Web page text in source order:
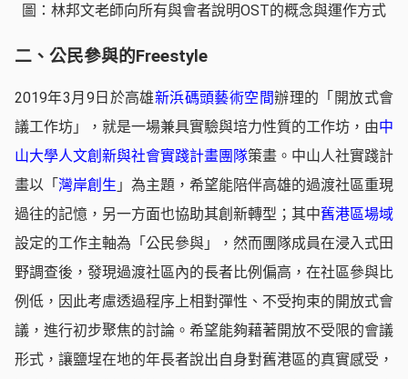
圖：林邦文老師向所有與會者說明OST的概念與運作方式
二、公民參與的Freestyle
2019年3月9日於高雄新浜碼頭藝術空間辦理的「開放式會
議工作坊」，就是一場兼具實驗與培力性質的工作坊，由中
山大學人文創新與社會實踐計畫團隊策畫。中山人社實踐計
畫以「 灣岸創生 」為主題，希望能陪伴高雄的過渡社區重現
過往的記憶，另一方面也協助其創新轉型；其中舊港區場域
設定的工作主軸為「公民參與」，然而團隊成員在浸入式田
野調查後，發現過渡社區內的長者比例偏高，在社區參與比
例低，因此考慮透過程序上相對彈性、不受拘束的開放式會
議，進行初步聚焦的討論。希望能夠藉著開放不受限的會議
形式，讓鹽埕在地的年長者說出自身對舊港區的真實感受，